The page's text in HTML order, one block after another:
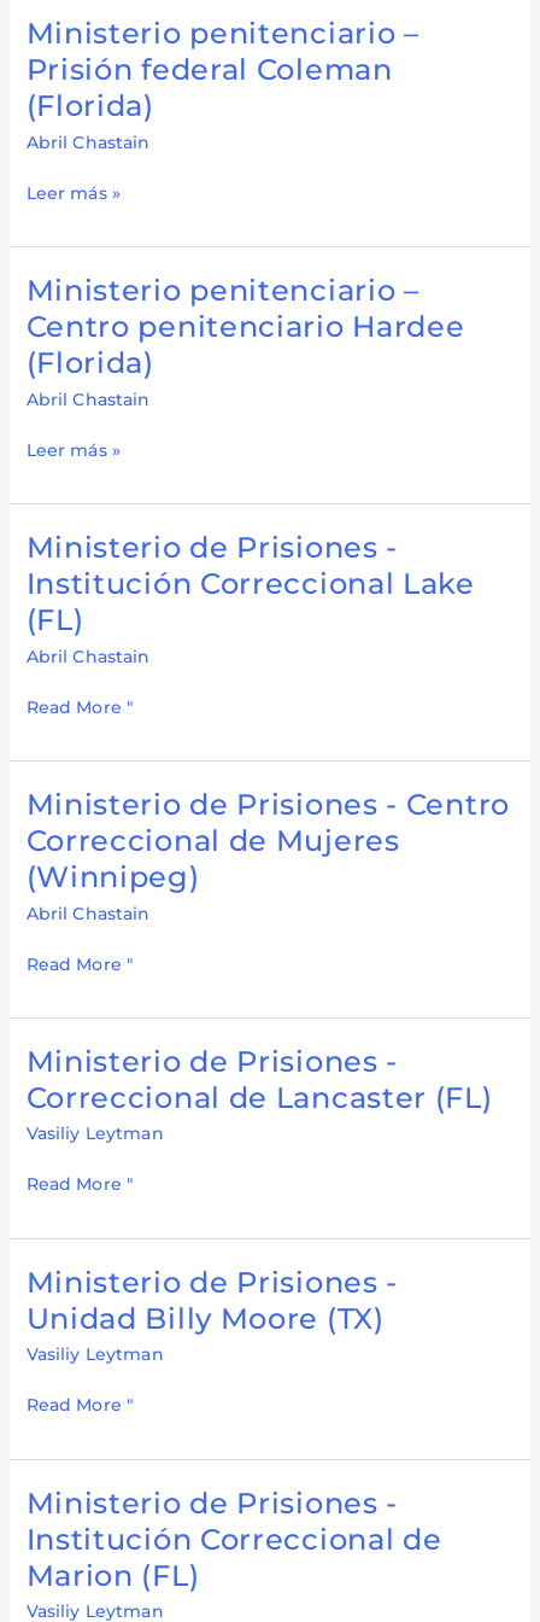
Ministerio penitenciario –
Prisión federal Coleman
(Florida)
Abril Chastain
Ministerio
penitenciario
–
Prisión
federal
(Florida)
Leer más »
Ministerio penitenciario –
Centro penitenciario Hardee
(Florida)
Abril Chastain
Ministerio
penitenciario
–
Centro
penitenciario
(Florida)
Leer más »
Ministerio de Prisiones -
Institución Correccional Lake
(FL)
Abril Chastain
Ministerio
de
Prisiones
-
Institución
Lake
Read More "
Ministerio de Prisiones - Centro
Correccional de Mujeres
(Winnipeg)
Abril Chastain
Ministerio
de
Prisiones
-
Centro
de
(Winnipeg)
Read More "
Ministerio de Prisiones -
Correccional de Lancaster (FL)
Vasiliy Leytman
Ministerio
de
Prisiones
-
de
Read More "
Ministerio de Prisiones -
Unidad Billy Moore (TX)
Vasiliy Leytman
Ministerio
de
prisiones
-
de
(TX)
Read More "
Ministerio de Prisiones -
Institución Correccional de
Marion (FL)
Vasiliy Leytman
Ministerio
de
prisiones
Institución